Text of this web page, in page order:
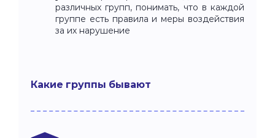
различных групп, понимать, что в каждой
группе есть правила и меры воздействия
за их нарушение
Какие группы бывают